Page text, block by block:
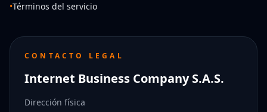
•Términos del servicio
CONTACTO LEGAL
Internet Business Company S.A.S.
Dirección física